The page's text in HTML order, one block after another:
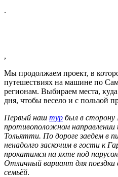
.
,
Мы продолжаем проект, в
путешествиях на машине по
регионам. Выбираем места,
дня, чтобы весело и с пользой
Первый наш тур был в сторону
противоположном направлении
Тольятти. По дороге заедем в
ненадолго заскочим в гости к
прокатимся на яхте под
Отличный вариант для поездки
семьёй.